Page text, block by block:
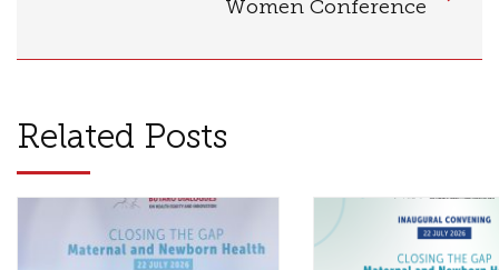
Women Conference
Related Posts